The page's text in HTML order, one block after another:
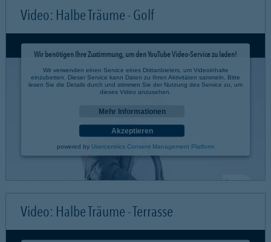
Video: Halbe Träume - Golf
Wir benötigen Ihre Zustimmung, um den YouTube Video-Service zu laden!
Wir verwenden einen Service eines Drittanbieters, um Videoinhalte
einzubetten. Dieser Service kann Daten zu Ihren Aktivitäten sammeln. Bitte
lesen Sie die Details durch und stimmen Sie der Nutzung des Service zu, um
dieses Video anzusehen.
Mehr Informationen
Akzeptieren
powered by Usercentrics Consent Management Platform
Video: Halbe Träume - Terrasse